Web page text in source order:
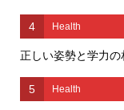
4 Health
正しい姿勢と学力
5 Health